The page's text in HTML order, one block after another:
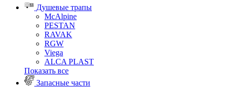
Душевые трапы
McAlpine
PESTAN
RAVAK
RGW
Viega
АLCA PLAST
Показать все
Запасные части